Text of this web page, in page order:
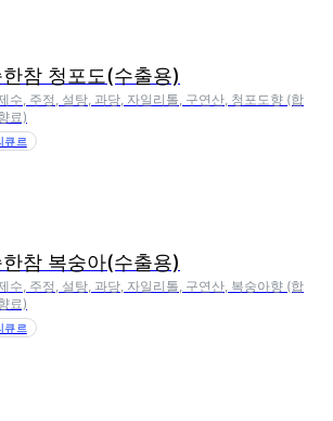
한참 청포도(수출용)
수, 주정, 설탕, 과당, 자일리톨, 구연산, 청포도향 (합
료)
큐르
한참 복숭아(수출용)
수, 주정, 설탕, 과당, 자일리톨, 구연산, 복숭아향 (합
료)
큐르